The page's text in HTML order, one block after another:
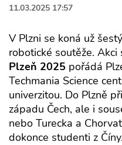
11.03.2025 17:57
V Plzni se koná už
robotické soutěže. Akci
Plzeň 2025 pořádá
Techmania Science
univerzitou. Do Plzně
západu Čech, ale i
nebo Turecka a
dokonce studenti z Číny.